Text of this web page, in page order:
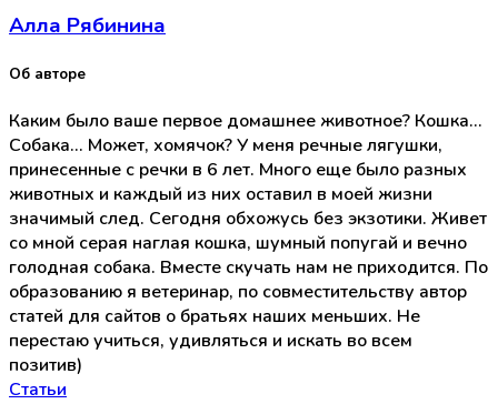
Алла Рябинина
Об авторе
Каким было ваше первое домашнее животное? Кошка...
Собака... Может, хомячок? У меня речные лягушки,
принесенные с речки в 6 лет. Много еще было разных
животных и каждый из них оставил в моей жизни
значимый след. Сегодня обхожусь без экзотики. Живет
со мной серая наглая кошка, шумный попугай и вечно
голодная собака. Вместе скучать нам не приходится. По
образованию я ветеринар, по совместительству автор
статей для сайтов о братьях наших меньших. Не
перестаю учиться, удивляться и искать во всем
позитив)
Статьи